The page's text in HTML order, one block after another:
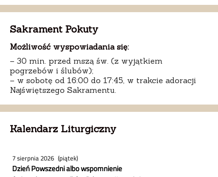
Sakrament Pokuty
Możliwość wyspowiadania się:
– 30 min. przed mszą św. (z wyjątkiem
pogrzebów i ślubów);
– w sobotę od 16:00 do 17:45, w trakcie adoracji
Najświętszego Sakramentu.
Kalendarz Liturgiczny